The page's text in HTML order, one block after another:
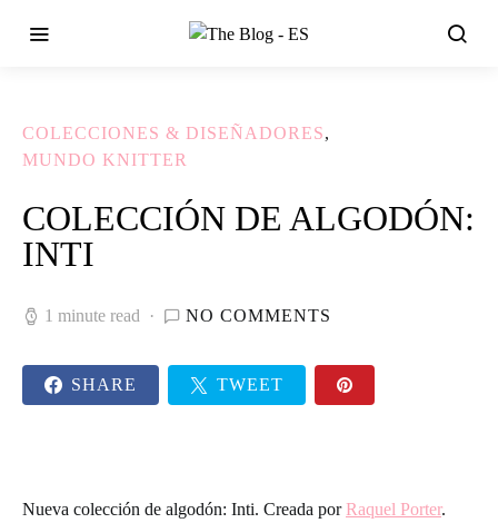
COLECCIONES & DISEÑADORES
MUNDO KNITTER
COLECCIÓN DE ALGODÓN:
INTI
1 minute read NO COMMENTS
SHARE TWEET
Nueva colección de algodón: Inti. Creada por Raquel Porter.